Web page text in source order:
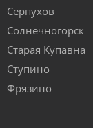
Серпухов
Солнечногорск
Старая Купавна
Ступино
Фрязино